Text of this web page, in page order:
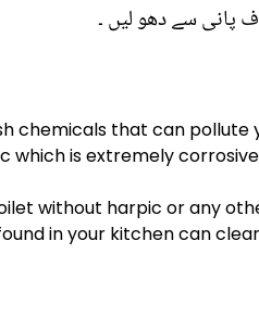
that can pollute
which is extremely
without harpic or any
in your kitchen can